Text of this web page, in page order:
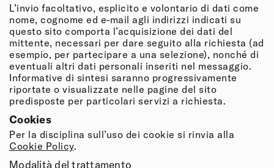
L’invio facoltativo, esplicito e volontario di dati come
nome, cognome ed e-mail agli indirizzi indicati su
questo sito comporta l’acquisizione dei dati del
mittente, necessari per dare seguito alla richiesta (ad
esempio, per partecipare a una selezione), nonché di
eventuali altri dati personali inseriti nel messaggio.
Informative di sintesi saranno progressivamente
riportate o visualizzate nelle pagine del sito
predisposte per particolari servizi a richiesta.
Cookies
Per la disciplina sull’uso dei cookie si rinvia alla
Cookie Policy.
Modalità del trattamento